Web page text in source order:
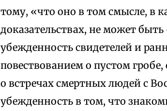
тому, «что оно в том смысле, в
доказательствах, не может
убежденность свидетелей и
повествованием о пустом
о встречах смертных людей с
убежденность в том, что